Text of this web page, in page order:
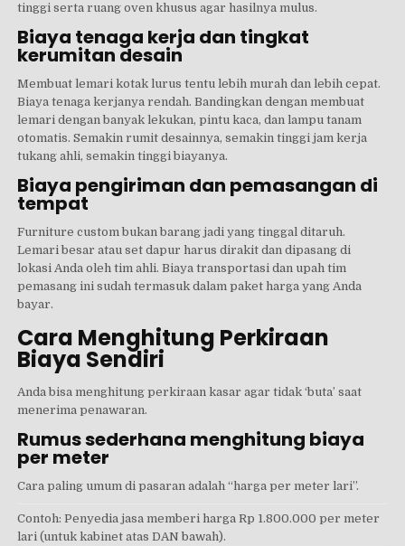
tinggi serta ruang oven khusus agar hasilnya mulus.
Biaya tenaga kerja dan tingkat
kerumitan desain
Membuat lemari kotak lurus tentu lebih murah dan lebih cepat.
Biaya tenaga kerjanya rendah. Bandingkan dengan membuat
lemari dengan banyak lekukan, pintu kaca, dan lampu tanam
otomatis. Semakin rumit desainnya, semakin tinggi jam kerja
tukang ahli, semakin tinggi biayanya.
Biaya pengiriman dan pemasangan di
tempat
Furniture custom bukan barang jadi yang tinggal ditaruh.
Lemari besar atau set dapur harus dirakit dan dipasang di
lokasi Anda oleh tim ahli. Biaya transportasi dan upah tim
pemasang ini sudah termasuk dalam paket harga yang Anda
bayar.
Cara Menghitung Perkiraan
Biaya Sendiri
Anda bisa menghitung perkiraan kasar agar tidak ‘buta’ saat
menerima penawaran.
Rumus sederhana menghitung biaya
per meter
Cara paling umum di pasaran adalah “harga per meter lari”.
Contoh: Penyedia jasa memberi harga Rp 1.800.000 per meter
lari (untuk kabinet atas DAN bawah).